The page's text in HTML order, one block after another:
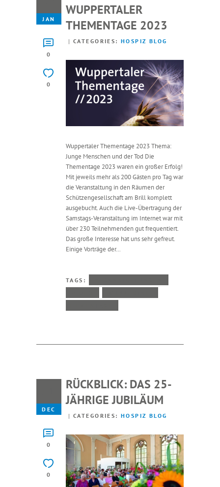
JAN
0
0
WUPPERTALER
THEMENTAGE 2023
CATEGORIES:HOSPIZ BLOG
Wuppertaler Thementage 2023 Thema:
Junge Menschen und der Tod Die
Thementage 2023 waren ein großer Erfolg!
Mit jeweils mehr als 200 Gästen pro Tag war
die Veranstaltung in den Räumen der
Schützengesellschaft am Brill komplett
ausgebucht. Auch die Live-Übertragung der
Samstags-Veranstaltung im Internet war mit
über 230 Teilnehmenden gut frequentiert.
Das große Interesse hat uns sehr gefreut.
Einige Vorträge der…
TAGS:
DEC
0
0
RÜCKBLICK: DAS 25-
JÄHRIGE JUBILÄUM
CATEGORIES:HOSPIZ BLOG